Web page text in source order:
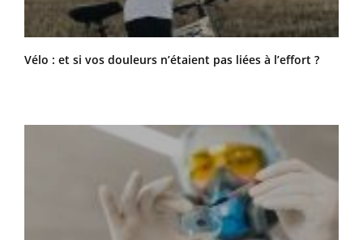
Vélo : et si vos douleurs n’étaient pas liées à l’effort ?